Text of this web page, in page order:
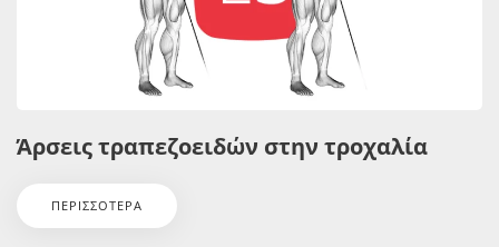
Άρσεις τραπεζοειδών στην τροχαλία
ΠΕΡΙΣΣΌΤΕΡΑ